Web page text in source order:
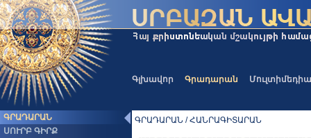
Գլխավոր Գրադարան Մուլտիմեդիա
ԳՐԱԴԱՐԱՆ
ՍՈՒՐԲ ԳԻՐՔ
ԳՐԱԴԱՐԱՆ / ՀԱՆՐԱԳԻՏԱՐԱՆ